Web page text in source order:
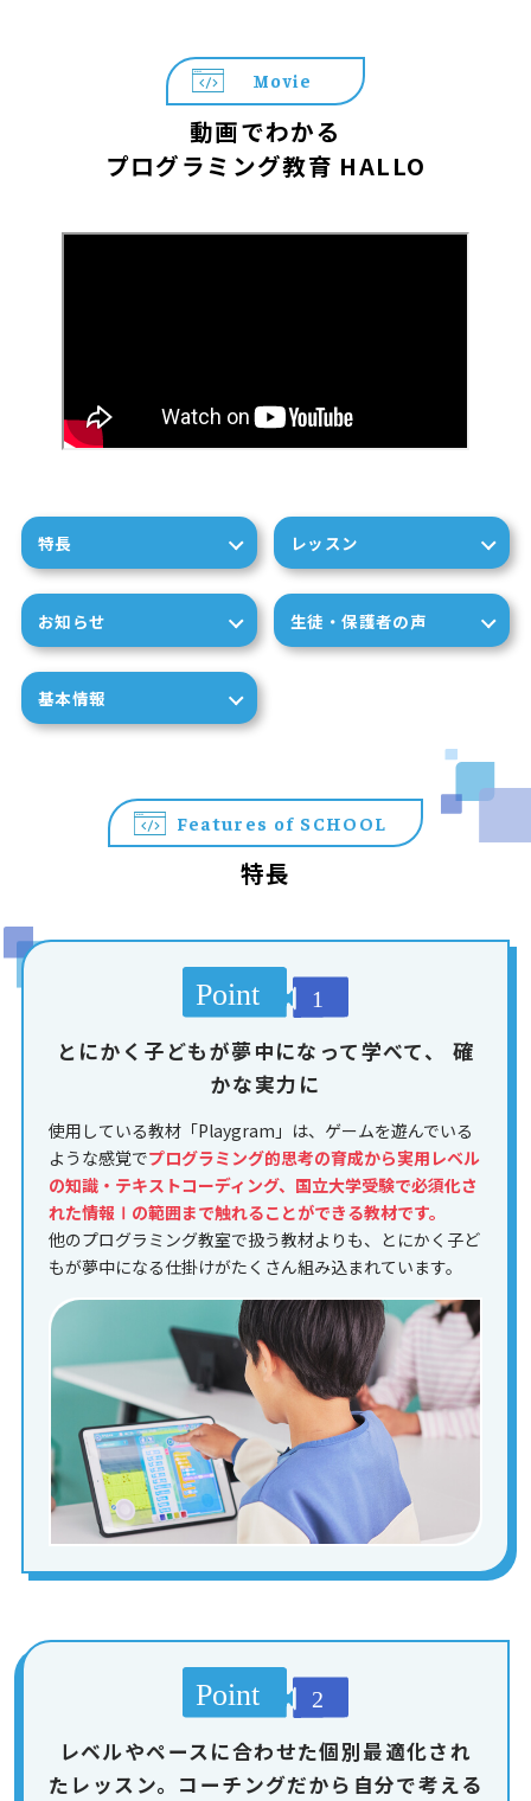
Movie
動画でわかる
プログラミング教育 HALLO
特長 レッスン
お知らせ 生徒・保護者の声
基本情報
Features of SCHOOL
特長
とにかく子どもが夢中になって学べて、
確
かな実力に
使用している教材「Playgram」は、ゲームを遊んでいる
ような感覚でプログラミング的思考の育成から実用レベル
の知識・テキストコーディング、国立大学受験で必須化さ
れた情報Ⅰの範囲まで触れることができる教材です。
他のプログラミング教室で扱う教材よりも、とにかく子ど
もが夢中になる仕掛けがたくさん組み込まれています。
レベルやペースに合わせた個別最適化され
たレッスン。コーチングだから自分で考える